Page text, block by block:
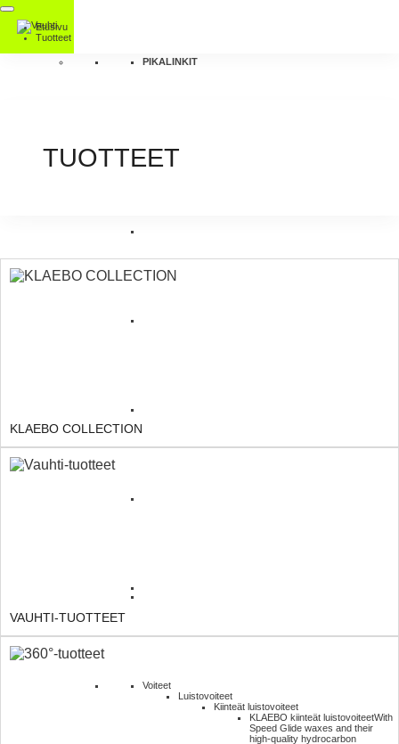
Etusivu
Tuotteet
PIKALINKIT
Voiteet
Luistovoiteet
Kiinteät luistovoiteet
KLAEBO kiinteät luistovoiteetWith
Speed Glide waxes and their
high-quality hydrocarbon
TUOTTEET
KLAEBO COLLECTION
VAUHTI-TUOTTEET